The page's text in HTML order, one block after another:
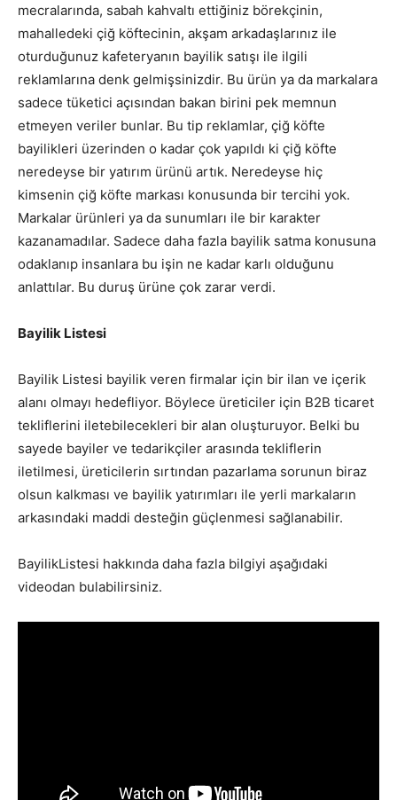
mecralarında, sabah kahvaltı ettiğiniz börekçinin,
mahalledeki çiğ köftecinin, akşam arkadaşlarınız ile
oturduğunuz kafeteryanın bayilik satışı ile ilgili
reklamlarına denk gelmişsinizdir. Bu ürün ya da markalara
sadece tüketici açısından bakan birini pek memnun
etmeyen veriler bunlar. Bu tip reklamlar, çiğ köfte
bayilikleri üzerinden o kadar çok yapıldı ki çiğ köfte
neredeyse bir yatırım ürünü artık. Neredeyse hiç
kimsenin çiğ köfte markası konusunda bir tercihi yok.
Markalar ürünleri ya da sunumları ile bir karakter
kazanamadılar. Sadece daha fazla bayilik satma konusuna
odaklanıp insanlara bu işin ne kadar karlı olduğunu
anlattılar. Bu duruş ürüne çok zarar verdi.
Bayilik Listesi
Bayilik Listesi bayilik veren firmalar için bir ilan ve içerik
alanı olmayı hedefliyor. Böylece üreticiler için B2B ticaret
tekliflerini iletebilecekleri bir alan oluşturuyor. Belki bu
sayede bayiler ve tedarikçiler arasında tekliflerin
iletilmesi, üreticilerin sırtından pazarlama sorunun biraz
olsun kalkması ve bayilik yatırımları ile yerli markaların
arkasındaki maddi desteğin güçlenmesi sağlanabilir.
BayilikListesi hakkında daha fazla bilgiyi aşağıdaki
videodan bulabilirsiniz.